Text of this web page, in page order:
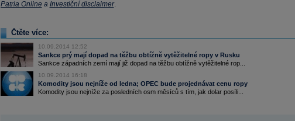
Patria Onlinea Investiční disclaimer.
Čtěte více:
10.09.2014 12:52
Sankce prý mají dopad na těžbu obtížně vytěžitelné ropy v Rusku
Sankce západních zemí mají již dopad na těžbu obtížně vytěžitelné rop...
10.09.2014 16:18
Komodity jsou nejníže od ledna; OPEC bude projednávat cenu ropy
Komodity jsou nejníže za posledních osm měsíců s tím, jak dolar posíli...